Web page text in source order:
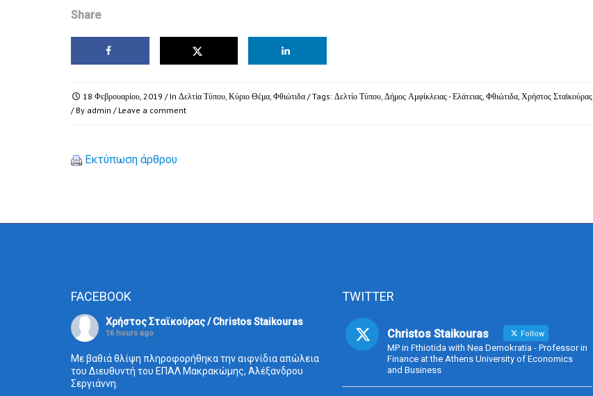
Share
18 Φεβρουαρίου, 2019 / In Δελτία Τύπου Κύριο Θέμα Φθιώτιδα / Tags: Δελτίο Τύπου Δήμος Αμφίκλειας - Ελάτειας Φθιώτιδα Χρήστος Σταϊκούρας
/ By admin / Leave a comment
Εκτύπωση άρθρου
FACEBOOK
Χρήστος Σταϊκούρας / Christos Staikouras
16 hours ago
Με βαθιά θλίψη πληροφορήθηκα την αιφνίδια απώλεια
του Διευθυντή του ΕΠΑΛ Μακρακώμης, Αλέξανδρου
Σεργιάννη.
TWITTER
Christos Staikouras Follow
MP in Fthiotida with Nea Demokratia - Professor in
Finance at the Athens University of Economics
and Business